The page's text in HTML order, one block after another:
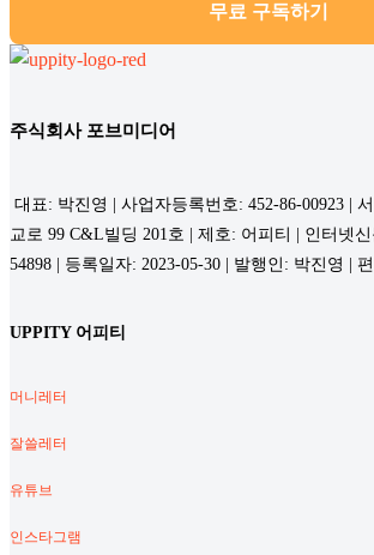
무료 구독하기
주식회사 포브미디어
대표: 박진영 | 사업자등록번호: 452-86-00923 |
교로 99 C&L빌딩 201호 | 제호: 어피티 | 인터넷
54898 | 등록일자: 2023-05-30 | 발행인: 박진영 |
UPPITY 어피티
머니레터
잘쓸레터
유튜브
인스타그램